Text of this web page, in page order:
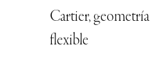
Cartier, geometría
flexible